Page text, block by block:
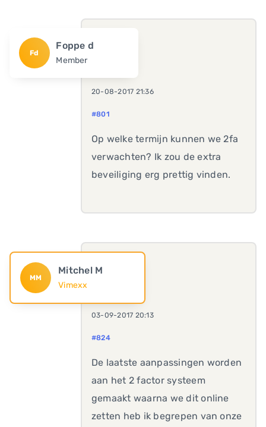
Fd
Foppe d
Member
20-08-2017 21:36
#801
Op welke termijn kunnen we 2fa
verwachten? Ik zou de extra
beveiliging erg prettig vinden.
MM
Mitchel M
Vimexx
03-09-2017 20:13
#824
De laatste aanpassingen worden
aan het 2 factor systeem
gemaakt waarna we dit online
zetten heb ik begrepen van onze